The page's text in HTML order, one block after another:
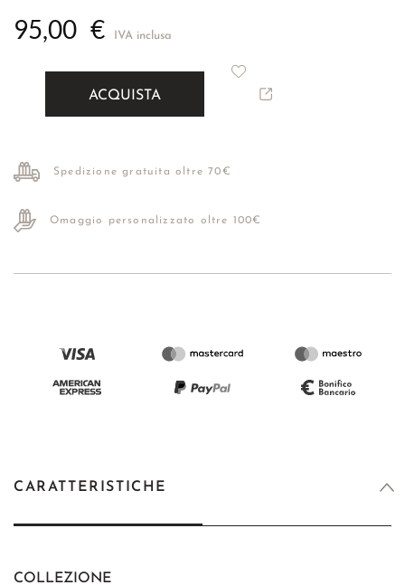
95,00 € IVA inclusa
ACQUISTA
Spedizione gratuita oltre 70€
Omaggio personalizzato oltre 100€
CARATTERISTICHE
COLLEZIONE